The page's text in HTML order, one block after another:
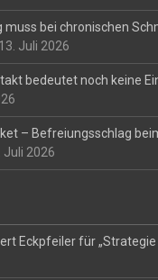
muss bei chronischen
13. Juli 2026
bedeutet noch keine
– Befreiungsschlag
Juli 2026
Eckpfeiler für „Strategie